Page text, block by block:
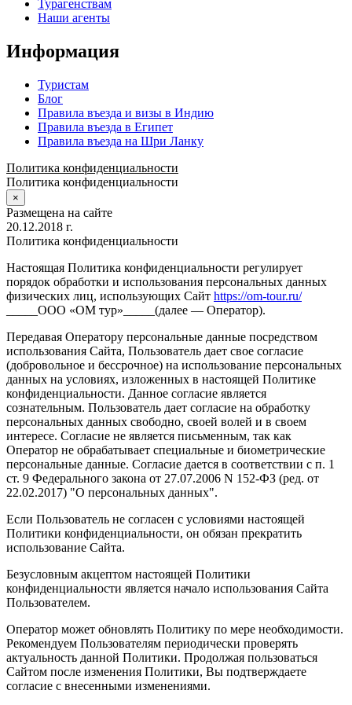
Турагенствам
Наши агенты
Информация
Туристам
Блог
Правила въезда и визы в Индию
Правила въезда в Египет
Правила въезда на Шри Ланку
Политика конфиденциальности
Политика конфиденциальности
×
Размещена на сайте
20.12.2018 г.
Политика конфиденциальности
Настоящая Политика конфиденциальности регулирует
порядок обработки и использования персональных данных
физических лиц, использующих Сайт https://om-tour.ru/
_____ООО «ОМ тур»_____(далее — Оператор).
Передавая Оператору персональные данные посредством
использования Сайта, Пользователь дает свое согласие
(добровольное и бессрочное) на использование персональных
данных на условиях, изложенных в настоящей Политике
конфиденциальности. Данное согласие является
сознательным. Пользователь дает согласие на обработку
персональных данных свободно, своей волей и в своем
интересе. Согласие не является письменным, так как
Оператор не обрабатывает специальные и биометрические
персональные данные. Согласие дается в соответствии с п. 1
ст. 9 Федерального закона от 27.07.2006 N 152-ФЗ (ред. от
22.02.2017) "О персональных данных".
Если Пользователь не согласен с условиями настоящей
Политики конфиденциальности, он обязан прекратить
использование Сайта.
Безусловным акцептом настоящей Политики
конфиденциальности является начало использования Сайта
Пользователем.
Оператор может обновлять Политику по мере необходимости.
Рекомендуем Пользователям периодически проверять
актуальность данной Политики. Продолжая пользоваться
Сайтом после изменения Политики, Вы подтверждаете
согласие с внесенными изменениями.